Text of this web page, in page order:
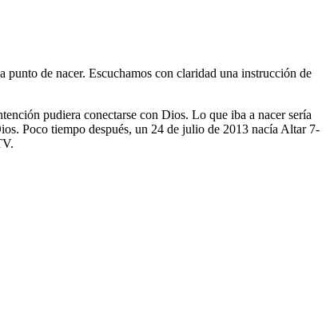
punto de nacer. Escuchamos con claridad una instrucción de
pudiera conectarse con Dios. Lo que iba a nacer sería
Poco tiempo después, un 24 de julio de 2013 nacía Altar 7-